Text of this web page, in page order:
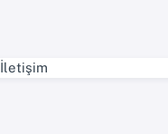
İletişim